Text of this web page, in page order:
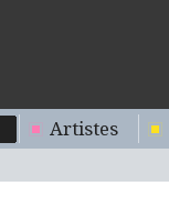
Artistes